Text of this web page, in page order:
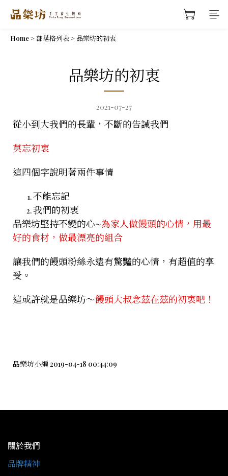
Home >部落格列表 > 品樂坊的初衷
品樂坊的初衷
2021-07-27
從小到大我們的長輩，不斷的告誡我們
莫忘初衷
這四個字說明著兩件事情
不能忘記
我們的初衷
品樂坊堅持不變的心~為家人做饅頭的心情，用最
好的食材，做最漂亮的組合
讓我們的饅頭粉絲永遠有驚豔的心情，有超值的享
受。
這或許就是品樂坊～饅頭大叔念茲在茲的初衷吧！
品樂坊小編 2019-04-18 00:44:09
關於我們
品牌精神